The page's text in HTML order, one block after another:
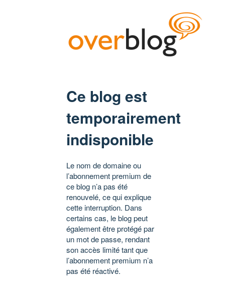
Ce blog est
temporairement
indisponible
Le nom de domaine ou
l’abonnement premium de
ce blog n’a pas été
renouvelé, ce qui explique
cette interruption. Dans
certains cas, le blog peut
également être protégé par
un mot de passe, rendant
son accès limité tant que
l’abonnement premium n’a
pas été réactivé.